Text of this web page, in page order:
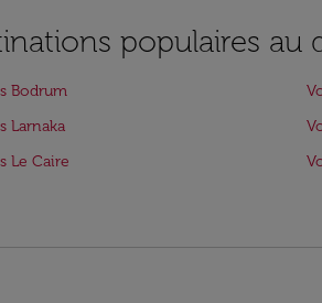
populaires au
Bodrum
Larnaka
Le Caire